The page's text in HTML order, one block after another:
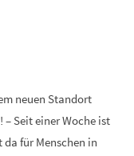
neuen Standort
Seit einer Woche ist
da für Menschen in